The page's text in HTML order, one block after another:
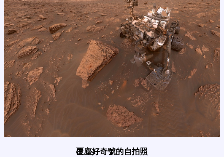
覆塵好奇號的自拍照